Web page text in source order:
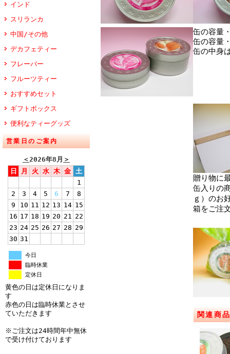
インド
スリランカ
中国/その他
デカフェティー
フレーバー
フルーツティー
おすすめセット
ギフトボックス
便利なティーグッズ
営業日のご案内
＜2026年8月 ＞
日
月 火 水 木 金 土
1
2
3 4 5 6 7
8
9
10 11 12 13 14 15
16 17 18 19 20 21 22
23 24 25 26 27 28 29
30 31
今日
臨時休業
定休日
黄色の日は定休日になりま
す
赤色の日は臨時休業とさせ
ていただきます
※ご注文は24時間年中無休
で受け付けております
缶の容量
缶の容量
缶の中身
贈り物に
缶入りの
ｇ）のお
箱をご注
関連商